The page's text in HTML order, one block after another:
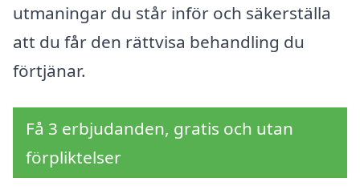
utmaningar du står inför och säkerställa
att du får den rättvisa behandling du
förtjänar.
Få 3 erbjudanden, gratis och utan
förpliktelser